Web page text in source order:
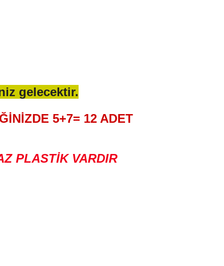
gelecektir.
5+7= 12 ADET
PLASTİK VARDIR